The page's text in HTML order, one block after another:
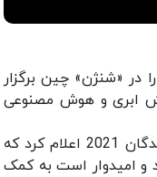
24 آوریل، کنفرانس توسعه‌دهندگان 2021 خود را در «شنژن» چین برگزار
ابری و هوش مصنوعی
بر اساس اطلاعات منتشرشده، هوآوی در جلسه قبل از کنفرانس توسعه‌دهندگان 2021 اعلام کرد که
و امیدوار است به کمک